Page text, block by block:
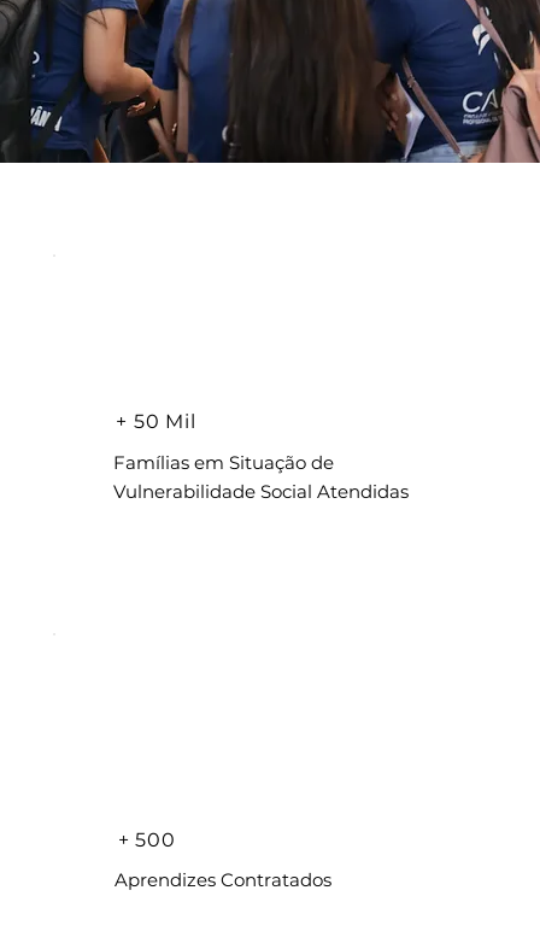
+ 50 Mil
Famílias em Situação de
Vulnerabilidade Social Atendidas
+ 500
Aprendizes Contratados